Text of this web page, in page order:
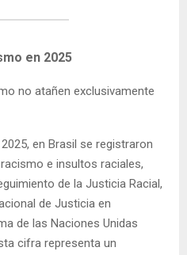
en 2025
no atañen exclusivamente
en Brasil se registraron
e insultos raciales,
de la Justicia Racial,
de Justicia en
de las Naciones Unidas
cifra representa un